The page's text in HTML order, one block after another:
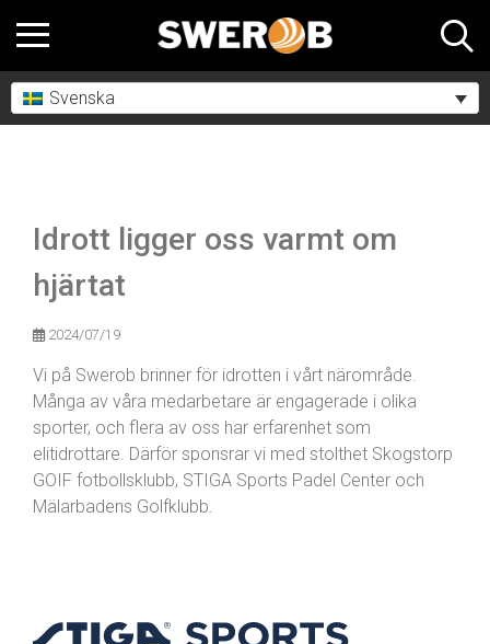
Svenska
Idrott ligger oss varmt om
hjärtat
2024/07/19
Vi på Swerob brinner för idrotten i vårt närområde.
Många av våra medarbetare är engagerade i olika
sporter, och flera av oss har erfarenhet som
elitidrottare. Därför sponsrar vi med stolthet Skogstorp
GOIF fotbollsklubb, STIGA Sports Padel Center och
Mälarbadens Golfklubb.